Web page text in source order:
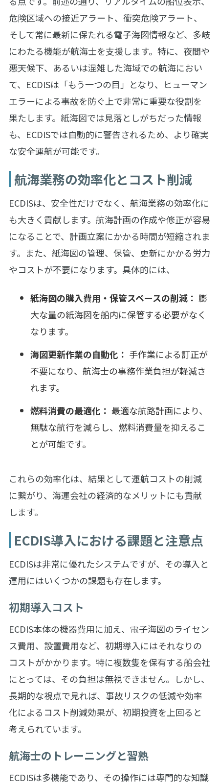
危険区域への接近アラート、衝突危険アラート、
そして常に最新に保たれる電子海図情報など、多岐
にわたる機能が航海士を支援します。特に、夜間や
悪天候下、あるいは混雑した海域での航海におい
て、ECDISは「もう一つの目」となり、ヒューマン
エラーによる事故を防ぐ上で非常に重要な役割を
果たします。紙海図では見落としがちだった情報
も、ECDISでは自動的に警告されるため、より確実
な安全運航が可能です。
航海業務の効率化とコスト削減
ECDISは、安全性だけでなく、航海業務の効率化に
も大きく貢献します。航海計画の作成や修正が容易
になることで、計画立案にかかる時間が短縮されま
す。また、紙海図の管理、保管、更新にかかる労力
やコストが不要になります。具体的には、
紙海図の購入費用・保管スペースの削減： 膨
大な量の紙海図を船内に保管する必要がなく
なります。
海図更新作業の自動化： 手作業による訂正が
不要になり、航海士の事務作業負担が軽減さ
れます。
燃料消費の最適化： 最適な航路計画により、
無駄な航行を減らし、燃料消費量を抑えるこ
とが可能です。
これらの効率化は、結果として運航コストの削減
に繋がり、海運会社の経済的なメリットにも貢献
します。
ECDIS導入における課題と注意点
ECDISは非常に優れたシステムですが、その導入と
運用にはいくつかの課題も存在します。
初期導入コスト
ECDIS本体の機器費用に加え、電子海図のライセン
ス費用、設置費用など、初期導入にはそれなりの
コストがかかります。特に複数隻を保有する船会社
にとっては、その負担は無視できません。しかし、
長期的な視点で見れば、事故リスクの低減や効率
化によるコスト削減効果が、初期投資を上回ると
考えられています。
航海士のトレーニングと習熟
ECDISは多機能であり、その操作には専門的な知識